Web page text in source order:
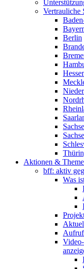
Vertrauliche
Berlin
Aktionen &
bff: aktiv
Was